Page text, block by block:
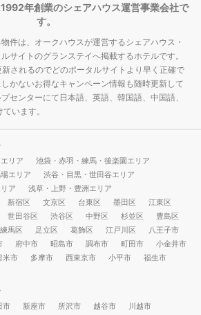
1992年創業のシェアハウス運営事業会社で
す。
件は、オークハウスが運営するシェアハウス・
サイトのグランステイへ掲載するホテルです。
されるのでどのポータルサイトより早く正確で
かないお得なキャンペーン情報も随時更新して
センターにて日本語、英語、韓国語、中国語、
います。
リア
池袋・赤羽・練馬・後楽園エリア
エリア
渋谷・目黒・世田谷エリア
ア
浅草・上野・豊洲エリア
新宿区 文京区 台東区 墨田区
江東区
世田谷区 渋谷区 中野区 杉並区
豊島区
練馬区 足立区 葛飾区 江戸川区
八王子市
府中市 昭島市 調布市 町田市
小金井市
米市 多摩市 西東京市 小平市
福生市
市 新座市 所沢市 越谷市
川越市